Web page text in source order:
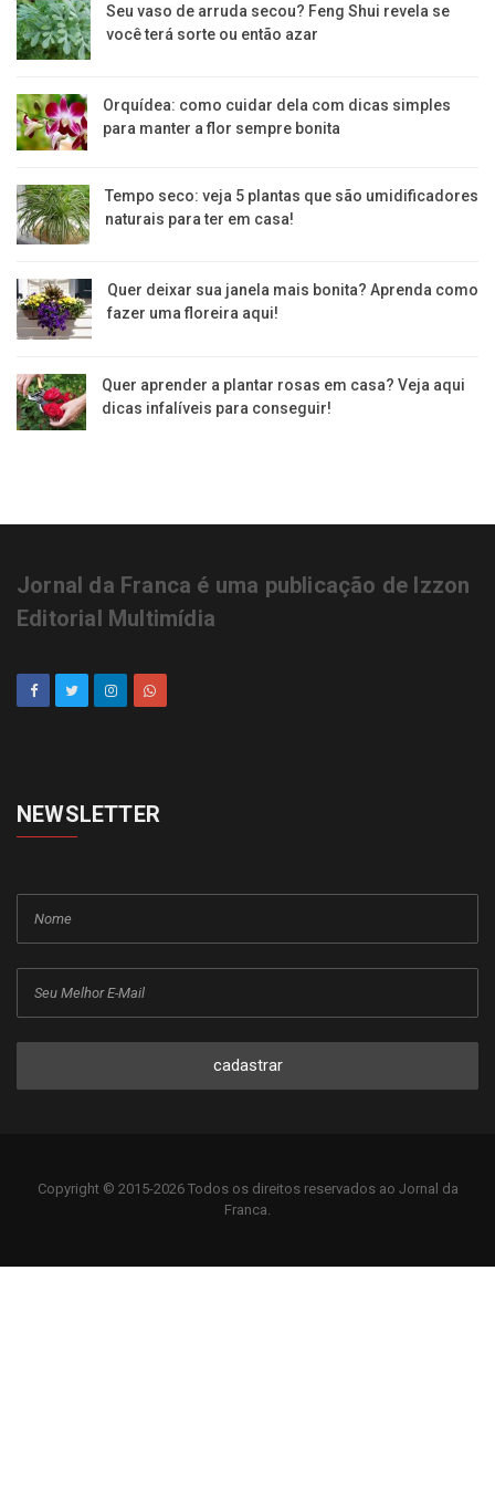
Seu vaso de arruda secou? Feng Shui revela se
você terá sorte ou então azar
Orquídea: como cuidar dela com dicas simples
para manter a flor sempre bonita
Tempo seco: veja 5 plantas que são umidificadores
naturais para ter em casa!
Quer deixar sua janela mais bonita? Aprenda como
fazer uma floreira aqui!
Quer aprender a plantar rosas em casa? Veja aqui
dicas infalíveis para conseguir!
Jornal da Franca é uma publicação de Izzon
Editorial Multimídia
NEWSLETTER
cadastrar
Copyright © 2015-2026 Todos os direitos reservados ao Jornal da
Franca.